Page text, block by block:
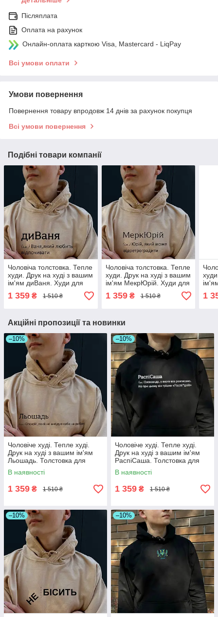
Післяплата
Оплата на рахунок
Онлайн-оплата карткою Visa, Mastercard - LiqPay
Всі умови оплати
Умови повернення
Повернення товару впродовж 14 днів за рахунок покупця
Всі умови повернення
Подібні товари компанії
Чоловіча толстовка. Тепле
худи. Друк на худі з вашим
ім'ям диВаня. Худи для
1 359 ₴ 1 510 ₴
Чоловіча толстовка. Тепле
худи. Друк на худі з вашим
ім'ям МекрЮрій. Худи для
1 359₴ 1 510 ₴ 1
Акційні пропозиції та новинки
–10%
Чоловіче худі. Тепле худі.
Друк на худі з вашим ім'ям
Льошадь. Толстовка для
Льоші..
В наявності
1 359 ₴ 1 510 ₴
–10%
Чоловіче худі. Тепле худі.
Друк на худі з вашим ім'ям
РаспіСаша. Толстовка для
Саші (Олександра)..
В наявності
1 359 ₴ 1 510 ₴
–10% –10%